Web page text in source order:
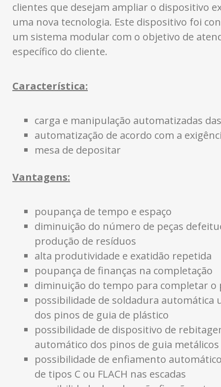
clientes que desejam ampliar o dispositivo
uma nova tecnologia. Este dispositivo foi
um sistema modular com o objetivo de
específico do cliente.
Característica:
carga e manipulação automatizadas
automatização de acordo com a
mesa de depositar
Vantagens:
poupança de tempo e espaço
diminuição do número de peças
produção de resíduos
alta produtividade e exatidão repetida
poupança de finanças na completação
diminuição do tempo para completar
possibilidade de soldadura automática
dos pinos de guia de plástico
possibilidade de dispositivo de
automático dos pinos de guia metálicos
possibilidade de enfiamento
de tipos C ou FLACH nas escadas